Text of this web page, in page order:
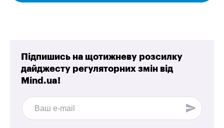
Підпишись на щотижневу розсилку
дайджесту регуляторних змін від
Mind.ua!